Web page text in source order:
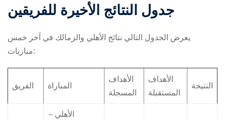
جدول النتائج الأخيرة للفريقين
يعرض الجدول التالي نتائج الأهلي والزمالك في آخر خمس
مباريات:
الفريق المباراة
الأهداف
المسجلة
الأهداف
المستقبلة
النتيجة
الأهلي –